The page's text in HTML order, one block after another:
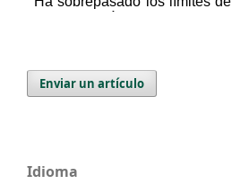
Enviar un artículo
Idioma